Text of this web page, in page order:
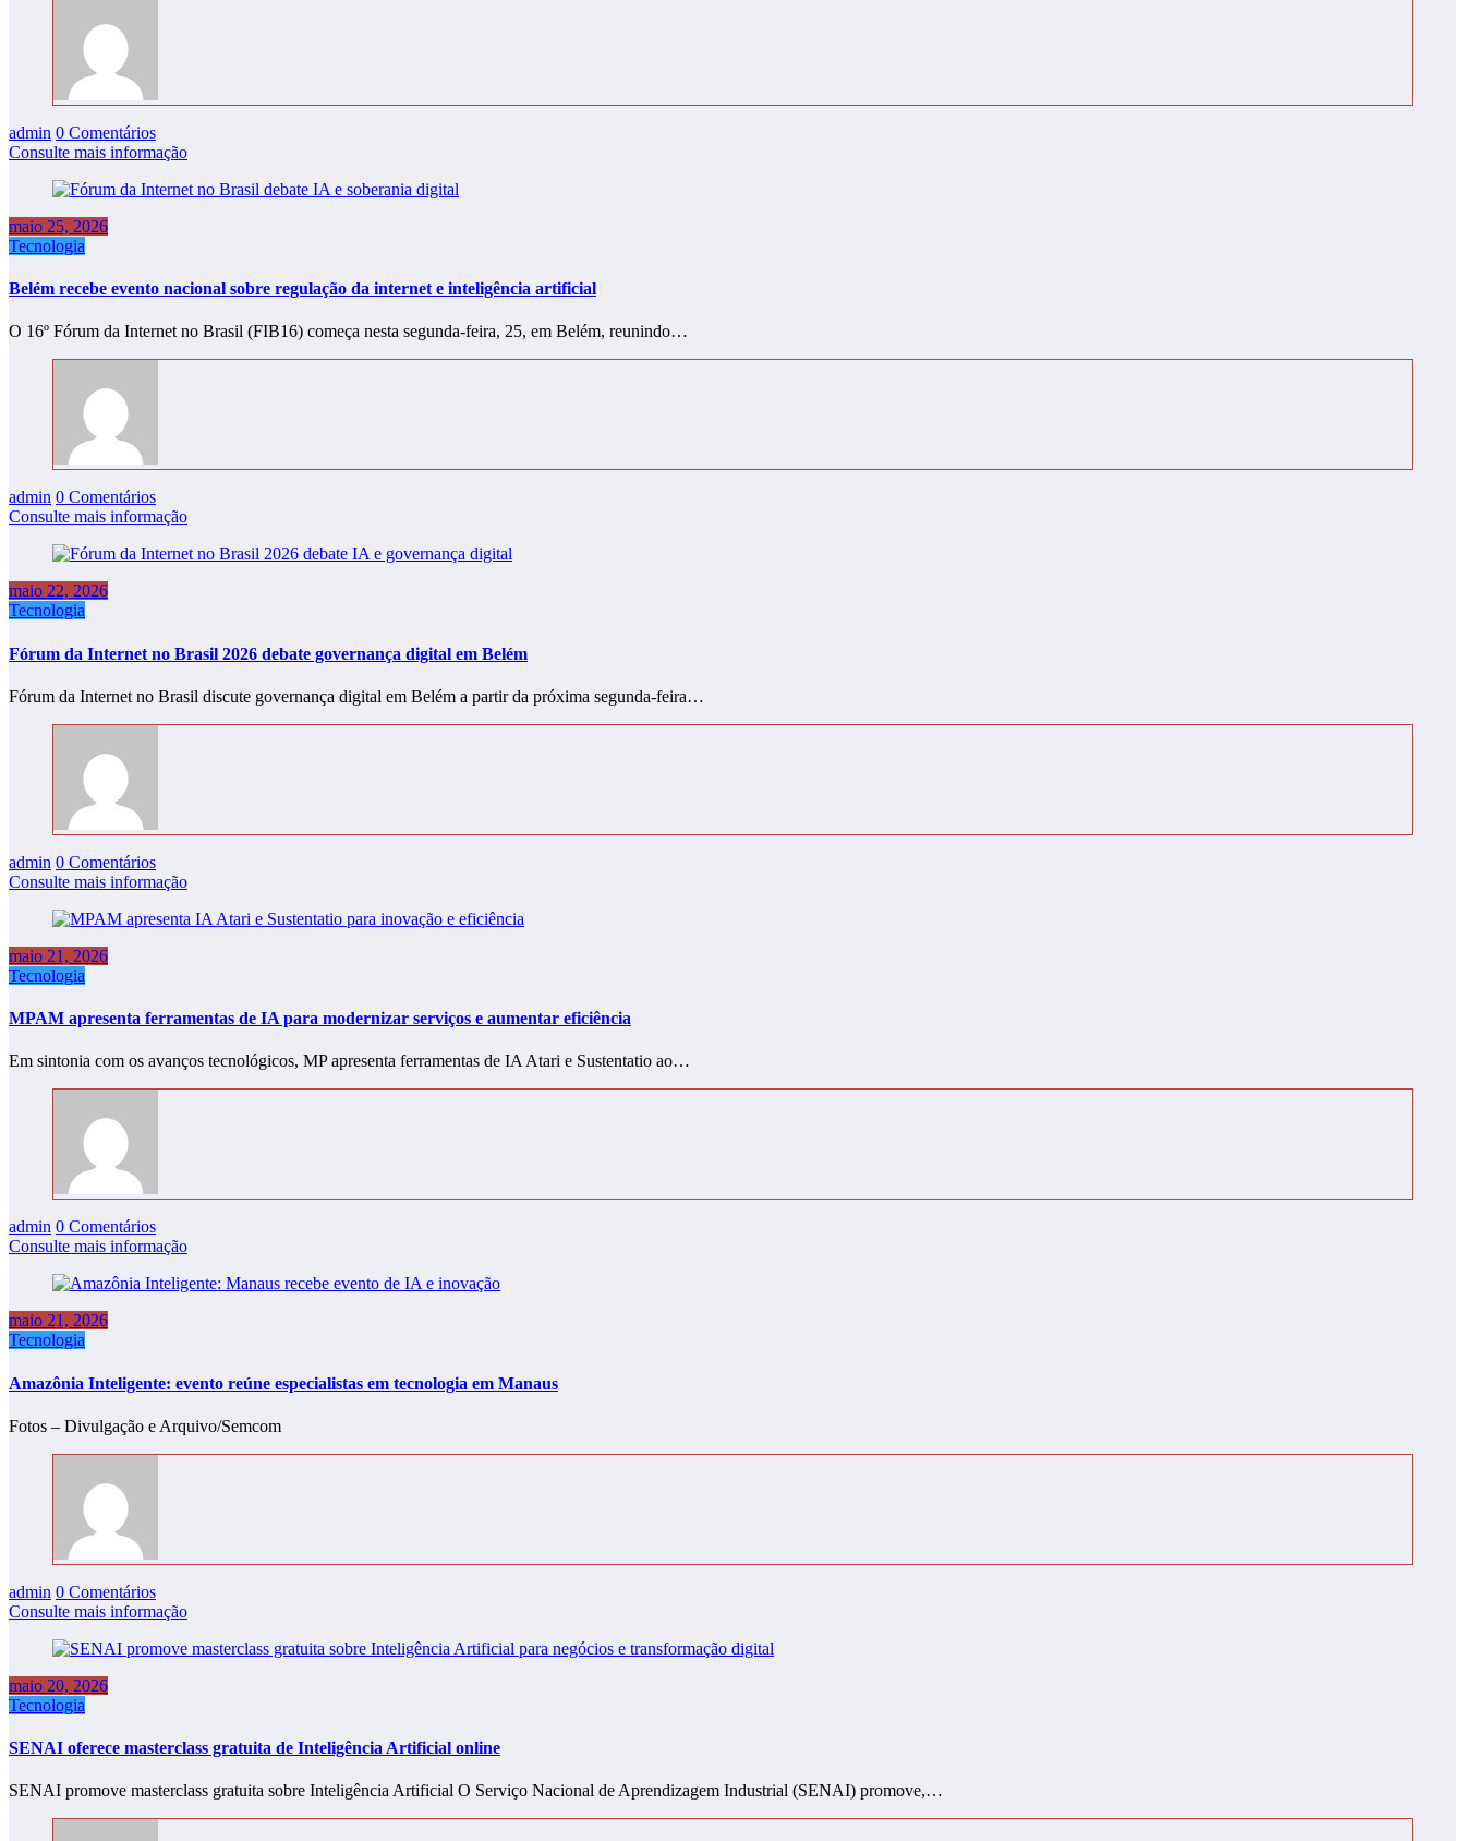
admin 0 Comentários
Consulte mais informação
maio 25, 2026
Tecnologia
Belém recebe evento nacional sobre regulação da internet e inteligência artificial
O 16º Fórum da Internet no Brasil (FIB16) começa nesta segunda-feira, 25, em Belém, reunindo…
admin 0 Comentários
Consulte mais informação
maio 22, 2026
Tecnologia
Fórum da Internet no Brasil 2026 debate governança digital em Belém
Fórum da Internet no Brasil discute governança digital em Belém a partir da próxima segunda-feira…
admin 0 Comentários
Consulte mais informação
maio 21, 2026
Tecnologia
MPAM apresenta ferramentas de IA para modernizar serviços e aumentar eficiência
Em sintonia com os avanços tecnológicos, MP apresenta ferramentas de IA Atari e Sustentatio ao…
admin 0 Comentários
Consulte mais informação
maio 21, 2026
Tecnologia
Amazônia Inteligente: evento reúne especialistas em tecnologia em Manaus
Fotos – Divulgação e Arquivo/Semcom
admin 0 Comentários
Consulte mais informação
maio 20, 2026
Tecnologia
SENAI oferece masterclass gratuita de Inteligência Artificial online
SENAI promove masterclass gratuita sobre Inteligência Artificial O Serviço Nacional de Aprendizagem Industrial (SENAI) promove,…